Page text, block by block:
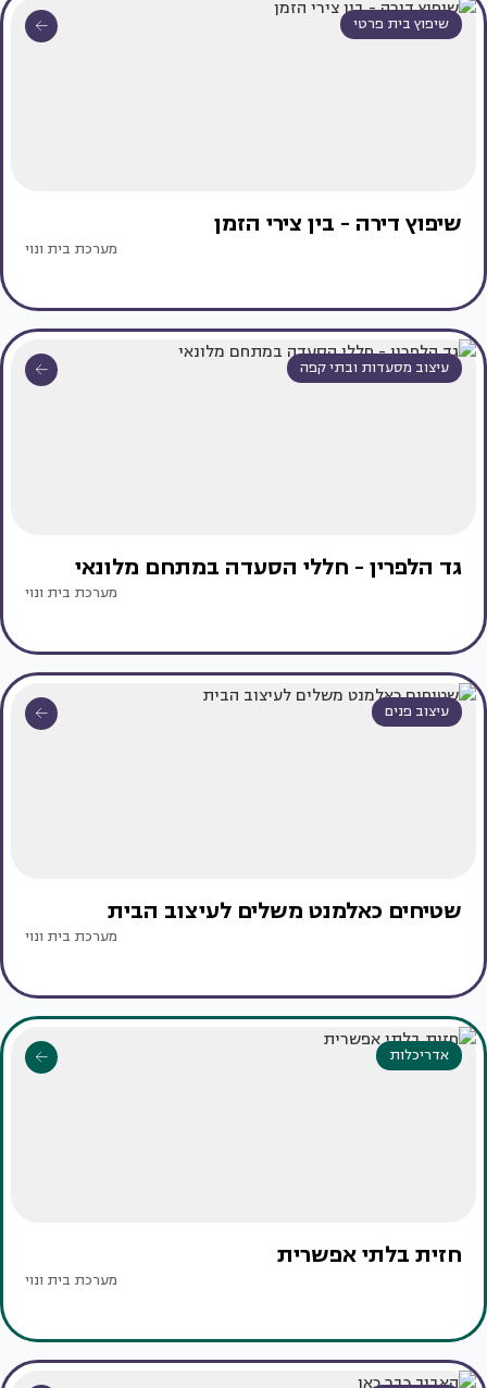
שיפוץ בית פרטי
שיפוץ דירה - בין צירי הזמן
מערכת בית ונוי
עיצוב מסעדות ובתי קפה
גד הלפרין - חללי הסעדה במתחם מלונאי
מערכת בית ונוי
עיצוב פנים
שטיחים כאלמנט משלים לעיצוב הבית
מערכת בית ונוי
אדריכלות
חזית בלתי אפשרית
מערכת בית ונוי